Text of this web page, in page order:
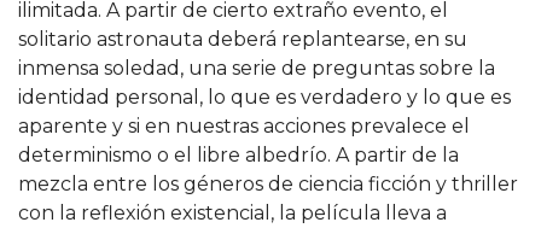
ilimitada. A partir de cierto extraño evento, el
solitario astronauta deberá replantearse, en su
inmensa soledad, una serie de preguntas sobre la
identidad personal, lo que es verdadero y lo que es
aparente y si en nuestras acciones prevalece el
determinismo o el libre albedrío. A partir de la
mezcla entre los géneros de ciencia ficción y thriller
con la reflexión existencial, la película lleva a